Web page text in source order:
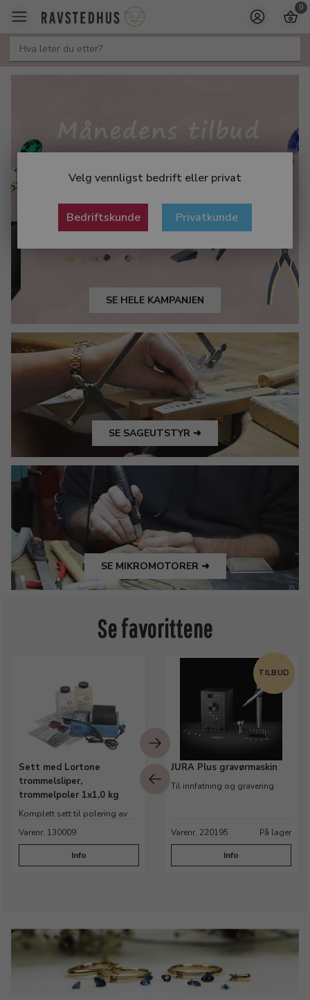
Velg vennligst bedrift eller privat
Bedriftskunde Privatkunde
0
SE HELE KAMPANJEN
SE SAGEUTSTYR ➜
SE MIKROMOTORER ➜
Se favorittene
Sett med Lortone
trommelsliper,
trommelpoler 1x1,0 kg
Komplett sett til polering av
Varenr. 130009
Info
TILBUD
JURA Plus gravørmaskin
Til innfatning og gravering
Varenr. 220195 På lager
Info